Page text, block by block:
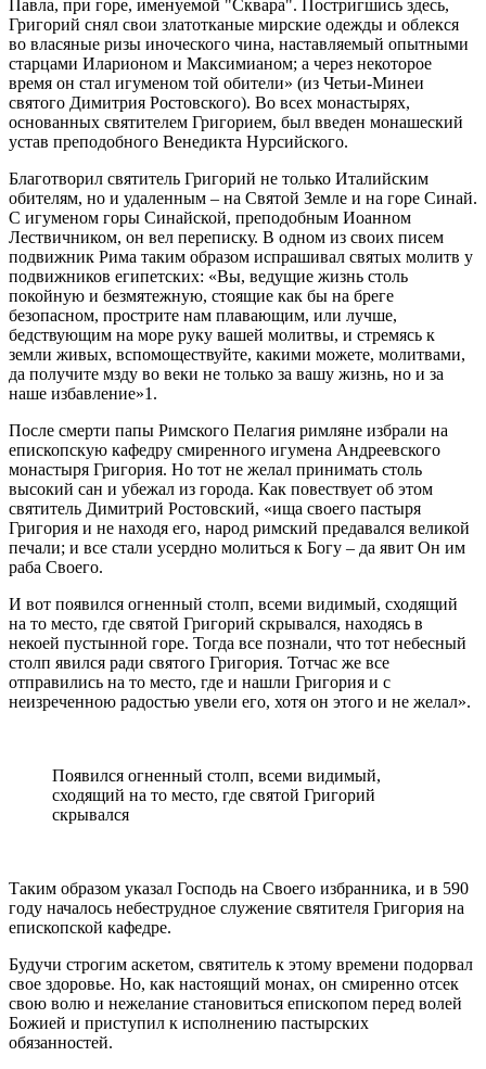
Павла, при горе, именуемой "Сквара". Постригшись здесь,
Григорий снял свои златотканые мирские одежды и облекся
во власяные ризы иноческого чина, наставляемый опытными
старцами Иларионом и Максимианом; а через некоторое
время он стал игуменом той обители» (из Четьи-Минеи
святого Димитрия Ростовского). Во всех монастырях,
основанных святителем Григорием, был введен монашеский
устав преподобного Венедикта Нурсийского.
Благотворил святитель Григорий не только Италийским
обителям, но и удаленным – на Святой Земле и на горе Синай.
С игуменом горы Синайской, преподобным Иоанном
Лествичником, он вел переписку. В одном из своих писем
подвижник Рима таким образом испрашивал святых молитв у
подвижников египетских: «Вы, ведущие жизнь столь
покойную и безмятежную, стоящие как бы на бреге
безопасном, прострите нам плавающим, или лучше,
бедствующим на море руку вашей молитвы, и стремясь к
земли живых, вспомоществуйте, какими можете, молитвами,
да получите мзду во веки не только за вашу жизнь, но и за
наше избавление»1.
После смерти папы Римского Пелагия римляне избрали на
епископскую кафедру смиренного игумена Андреевского
монастыря Григория. Но тот не желал принимать столь
высокий сан и убежал из города. Как повествует об этом
святитель Димитрий Ростовский, «ища своего пастыря
Григория и не находя его, народ римский предавался великой
печали; и все стали усердно молиться к Богу – да явит Он им
раба Своего.
И вот появился огненный столп, всеми видимый, сходящий
на то место, где святой Григорий скрывался, находясь в
некоей пустынной горе. Тогда все познали, что тот небесный
столп явился ради святого Григория. Тотчас же все
отправились на то место, где и нашли Григория и с
неизреченною радостью увели его, хотя он этого и не желал».
Появился огненный столп, всеми видимый,
сходящий на то место, где святой Григорий
скрывался
Таким образом указал Господь на Своего избранника, и в 590
году началось небеструдное служение святителя Григория на
епископской кафедре.
Будучи строгим аскетом, святитель к этому времени подорвал
свое здоровье. Но, как настоящий монах, он смиренно отсек
свою волю и нежелание становиться епископом перед волей
Божией и приступил к исполнению пастырских
обязанностей.